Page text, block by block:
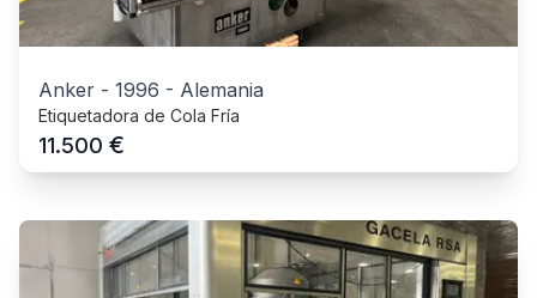
Anker - 1996 - Alemania
Etiquetadora de Cola Fría
11.500 €